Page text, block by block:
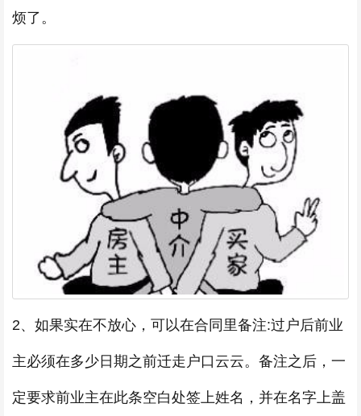
烦了。
2、如果实在不放心，可以在合同里备注:过户后前业
主必须在多少日期之前迁走户口云云。备注之后，一
定要求前业主在此条空白处签上姓名，并在名字上盖